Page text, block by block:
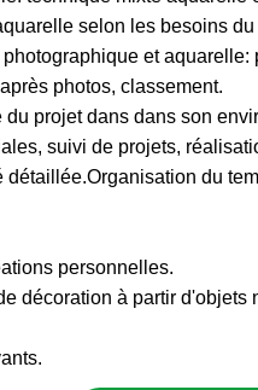
selon les besoins du
et aquarelle:
photos, classement.
projet dans dans son
suivi de projets,
du
personnelles.
décoration à partir d'objets